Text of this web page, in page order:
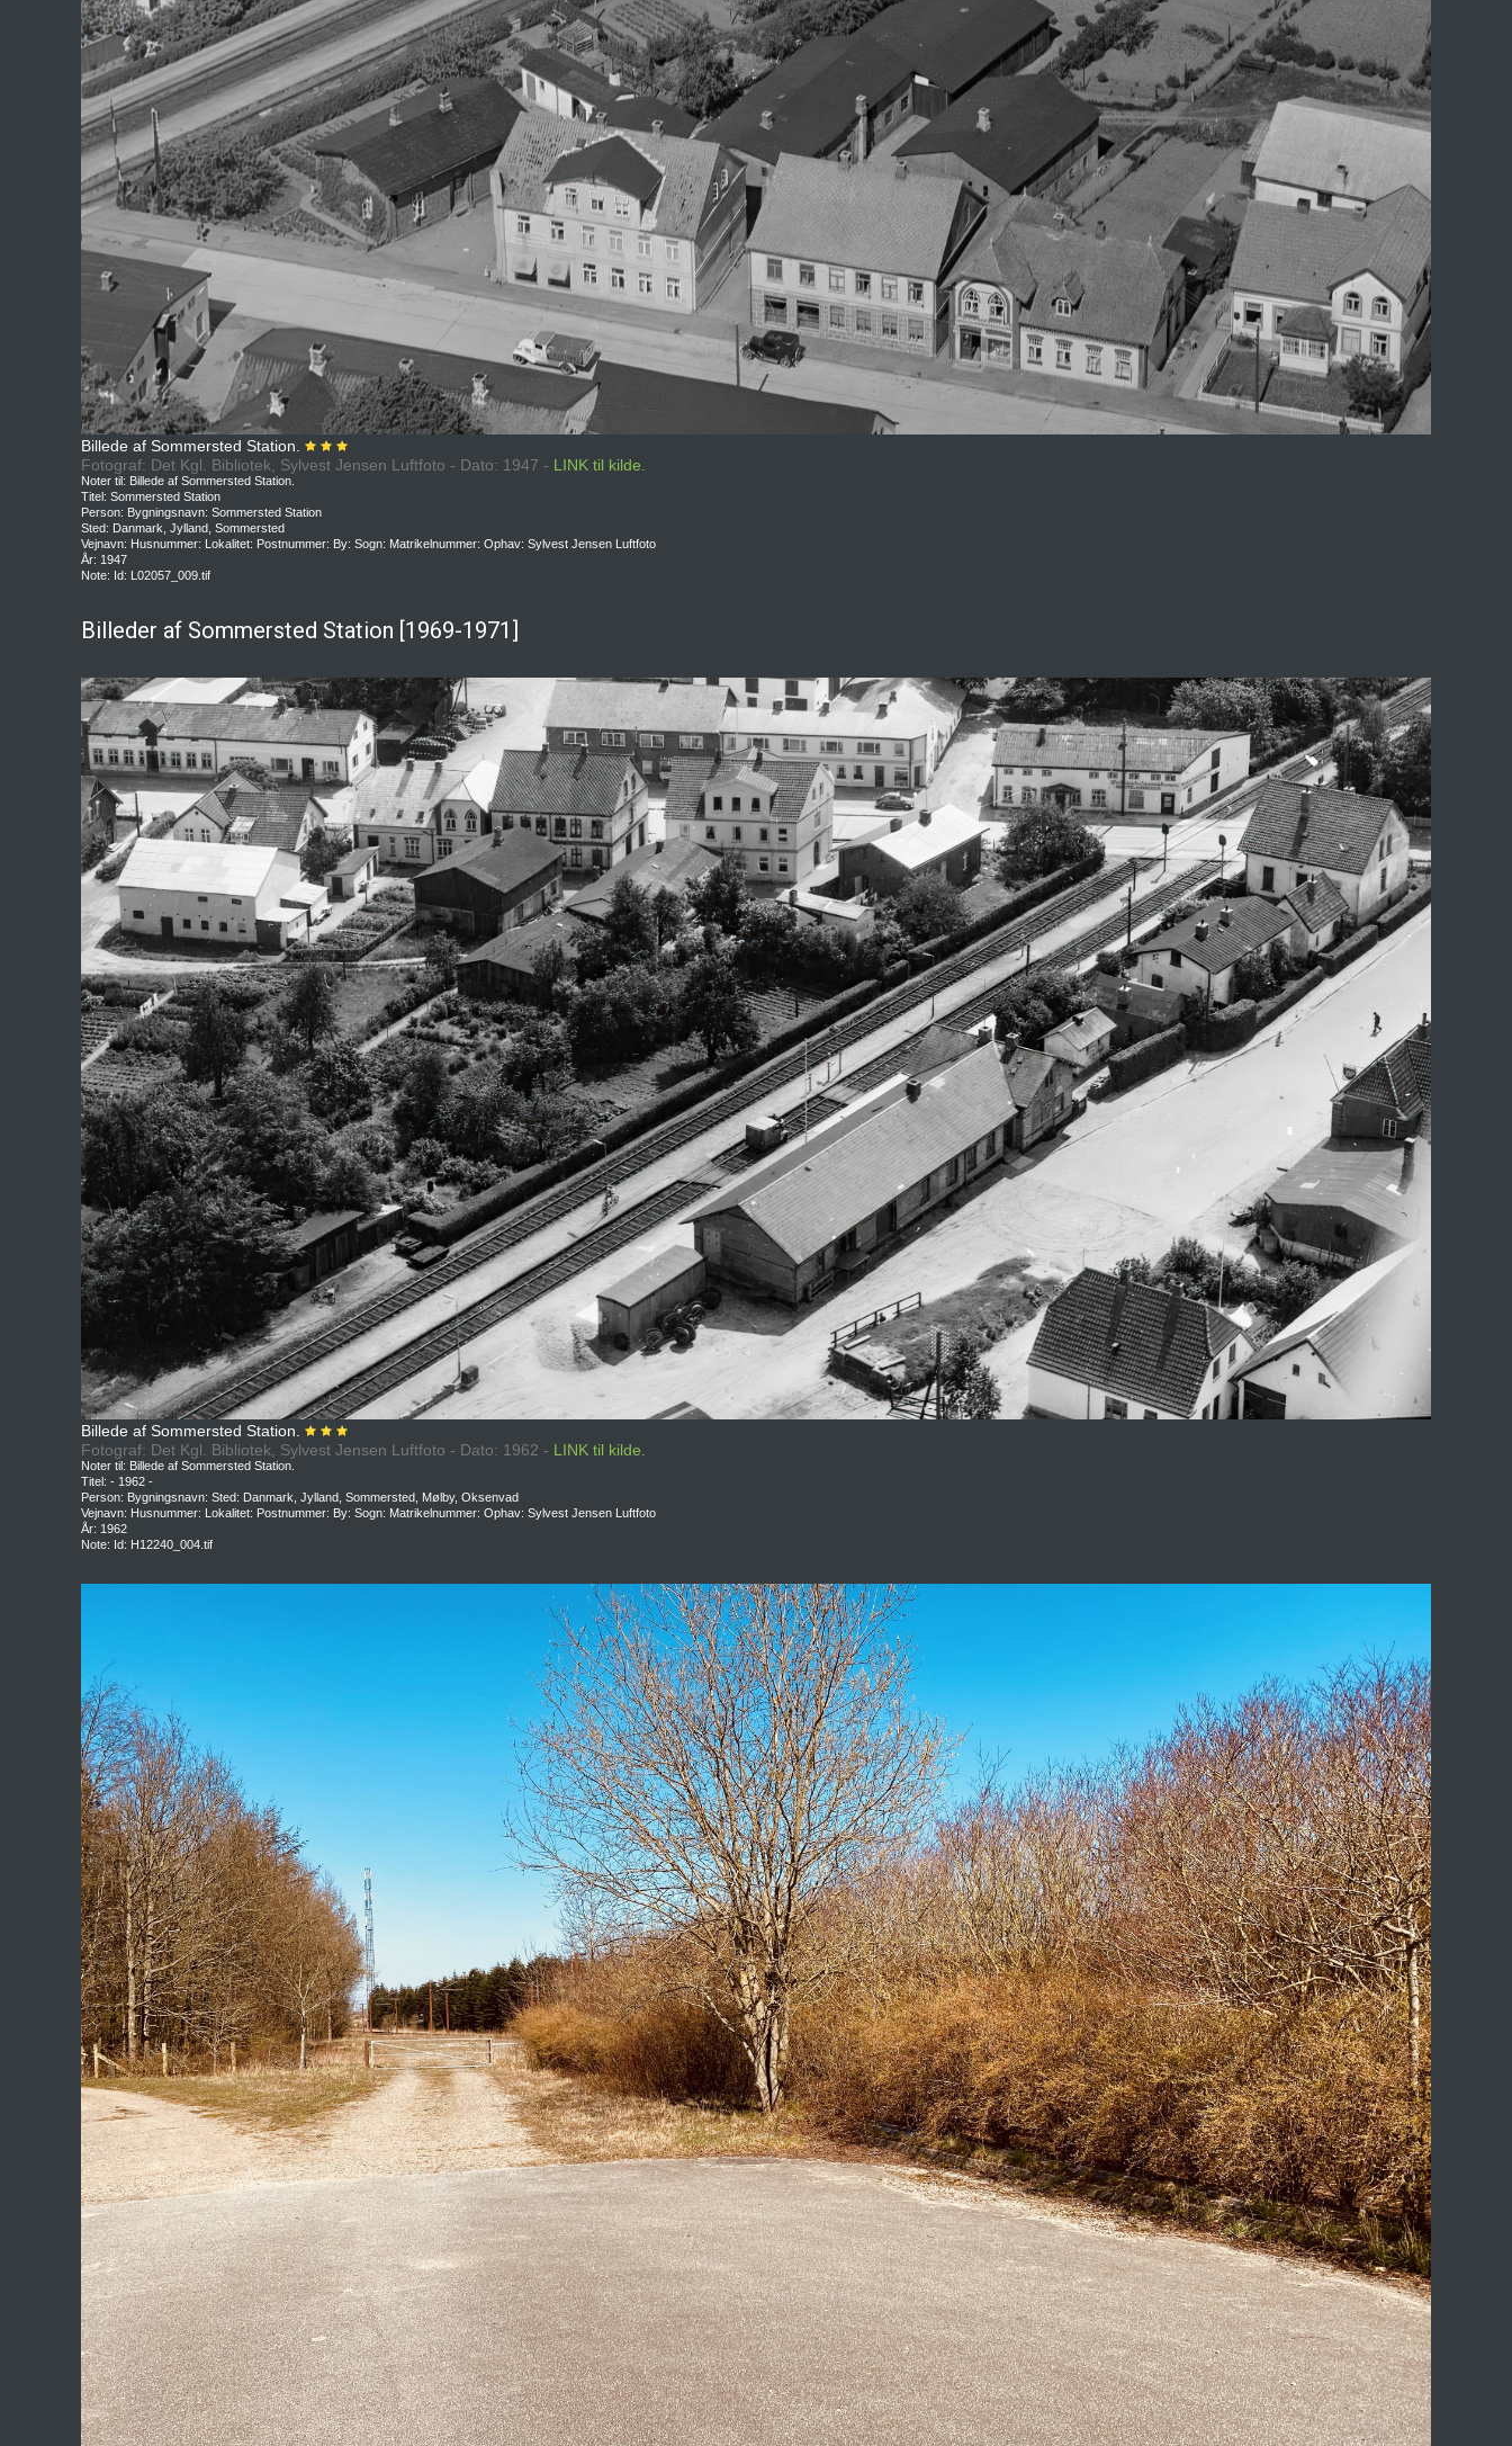
Billede af Sommersted Station.
Fotograf: Det Kgl. Bibliotek, Sylvest Jensen Luftfoto - Dato: 1947 - LINK til kilde.
Noter til: Billede af Sommersted Station.
Titel: Sommersted Station
Person: Bygningsnavn: Sommersted Station
Sted: Danmark, Jylland, Sommersted
Vejnavn: Husnummer: Lokalitet: Postnummer: By: Sogn: Matrikelnummer: Ophav: Sylvest Jensen Luftfoto
År: 1947
Note: Id: L02057_009.tif
Billeder af Sommersted Station [1969-1971]
Billede af Sommersted Station.
Fotograf: Det Kgl. Bibliotek, Sylvest Jensen Luftfoto - Dato: 1962 - LINK til kilde.
Noter til: Billede af Sommersted Station.
Titel: - 1962 -
Person: Bygningsnavn: Sted: Danmark, Jylland, Sommersted, Mølby, Oksenvad
Vejnavn: Husnummer: Lokalitet: Postnummer: By: Sogn: Matrikelnummer: Ophav: Sylvest Jensen Luftfoto
År: 1962
Note: Id: H12240_004.tif